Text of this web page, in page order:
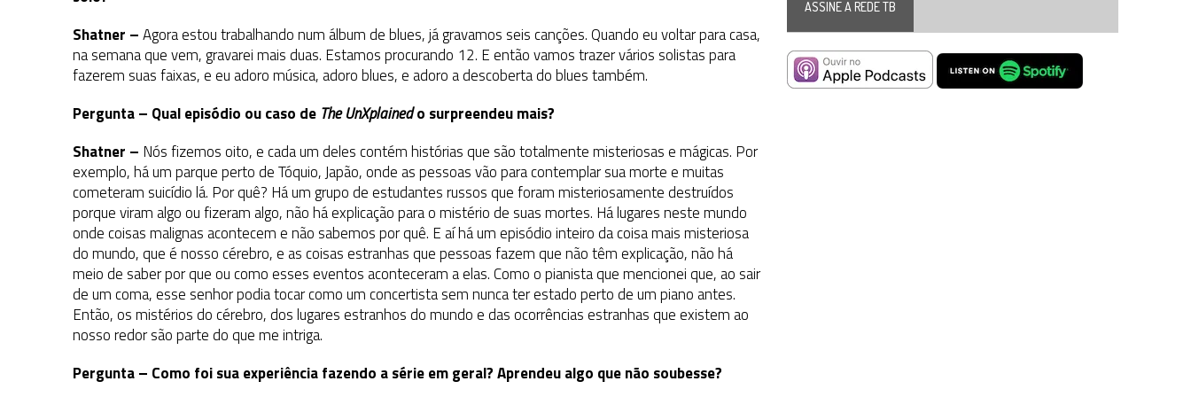
Shatner –Agora estou trabalhando num álbum de blues, já gravamos seis canções. Quando eu voltar para casa,
na semana que vem, gravarei mais duas. Estamos procurando 12. E então vamos trazer vários solistas para
fazerem suas faixas, e eu adoro música, adoro blues, e adoro a descoberta do blues também.
Pergunta – Qual episódio ou caso de The UnXplainedo surpreendeu mais?
Shatner – Nós fizemos oito, e cada um deles contém histórias que são totalmente misteriosas e mágicas. Por
exemplo, há um parque perto de Tóquio, Japão, onde as pessoas vão para contemplar sua morte e muitas
cometeram suicídio lá. Por quê? Há um grupo de estudantes russos que foram misteriosamente destruídos
porque viram algo ou fizeram algo, não há explicação para o mistério de suas mortes. Há lugares neste mundo
onde coisas malignas acontecem e não sabemos por quê. E aí há um episódio inteiro da coisa mais misteriosa
do mundo, que é nosso cérebro, e as coisas estranhas que pessoas fazem que não têm explicação, não há
meio de saber por que ou como esses eventos aconteceram a elas. Como o pianista que mencionei que, ao sair
de um coma, esse senhor podia tocar como um concertista sem nunca ter estado perto de um piano antes.
Então, os mistérios do cérebro, dos lugares estranhos do mundo e das ocorrências estranhas que existem ao
nosso redor são parte do que me intriga.
Pergunta – Como foi sua experiência fazendo a série em geral? Aprendeu algo que não soubesse?
ASSINE A REDE TB